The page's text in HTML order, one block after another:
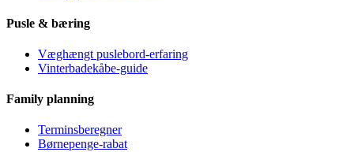
Pusle & bæring
Væghængt puslebord-erfaring
Vinterbadekåbe-guide
Family planning
Terminsberegner
Børnepenge-rabat